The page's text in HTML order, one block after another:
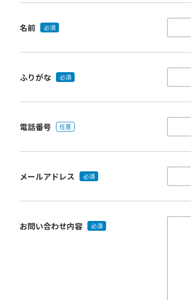
名前 必須
ふりがな 必須
電話番号 任意
メールアドレス 必須
お問い合わせ内容 必須